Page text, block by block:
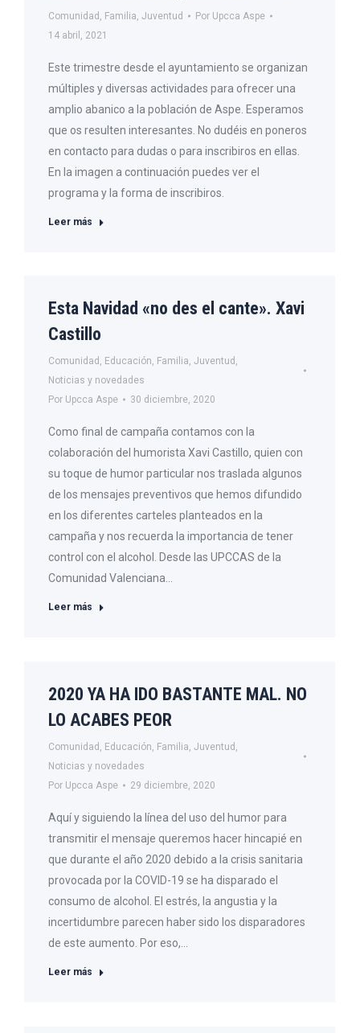
Comunidad , Familia, Juventud Por Upcca Aspe
14 abril, 2021
Este trimestre desde el ayuntamiento se organizan
múltiples y diversas actividades para ofrecer una
amplio abanico a la población de Aspe. Esperamos
que os resulten interesantes. No dudéis en poneros
en contacto para dudas o para inscribiros en ellas.
En la imagen a continuación puedes ver el
programa y la forma de inscribiros.
Leer más
Esta Navidad «no des el cante». Xavi
Castillo
Comunidad , Educación, Familia, Juventud ,
Noticias y novedades
Por Upcca Aspe 30 diciembre, 2020
Como final de campaña contamos con la
colaboración del humorista Xavi Castillo, quien con
su toque de humor particular nos traslada algunos
de los mensajes preventivos que hemos difundido
en los diferentes carteles planteados en la
campaña y nos recuerda la importancia de tener
control con el alcohol. Desde las UPCCAS de la
Comunidad Valenciana…
Leer más
2020 YA HA IDO BASTANTE MAL. NO
LO ACABES PEOR
Comunidad , Educación, Familia, Juventud ,
Noticias y novedades
Por Upcca Aspe 29 diciembre, 2020
Aquí y siguiendo la línea del uso del humor para
transmitir el mensaje queremos hacer hincapié en
que durante el año 2020 debido a la crisis sanitaria
provocada por la COVID-19 se ha disparado el
consumo de alcohol. El estrés, la angustia y la
incertidumbre parecen haber sido los disparadores
de este aumento. Por eso,…
Leer más